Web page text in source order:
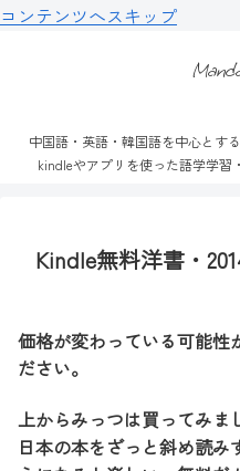
コンテンツへスキップ
中国語・英語・韓国語を中心とす
kindleやアプリを使った語学学習
Kindle無料洋書・
価格が変わっている可能性
ださい。
上からみっつは買ってみま
日本の本をざっと斜め読